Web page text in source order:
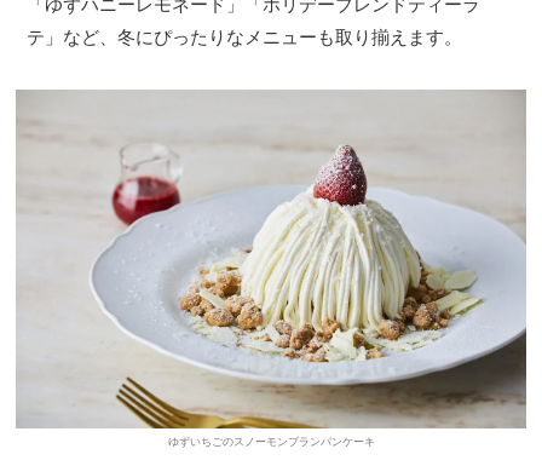
「ゆずハニーレモネード」「ホリデーブレンドティーラ
テ」など、冬にぴったりなメニューも取り揃えます。
ゆずいちごのスノーモンブランパンケーキ